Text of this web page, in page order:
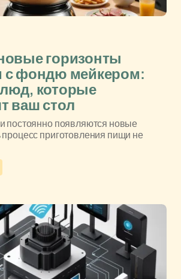
горизонты
с фондю мейкером:
которые
ваш стол
постоянно появляются новые
приготовления пищи не